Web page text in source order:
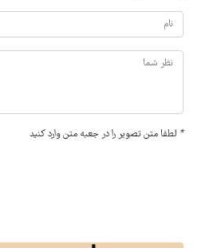
* لطفا متن تصویر را در جعبه متن وارد کنید